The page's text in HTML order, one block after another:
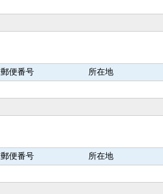
郵便番号 所在地
郵便番号 所在地